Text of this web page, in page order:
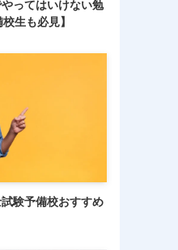
やってはいけない勉
生も必見】
試験予備校おすすめ